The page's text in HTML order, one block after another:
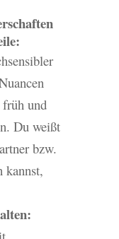
und
Du weißt
bzw.
kannst,